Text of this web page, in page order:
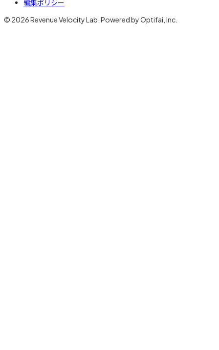
編集ポリシー
© 2026 Revenue Velocity Lab. Powered by Optifai, Inc.